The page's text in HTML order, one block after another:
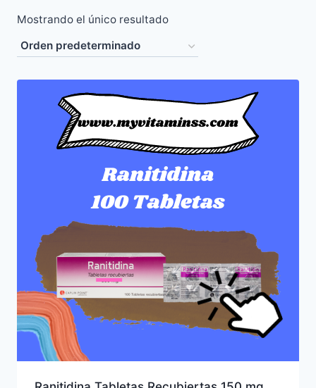
Mostrando el único resultado